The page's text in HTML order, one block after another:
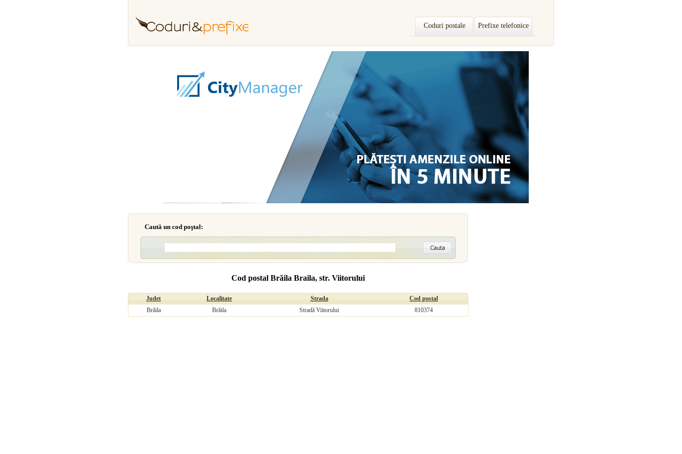
Coduri postale Prefixe telefonice
Caută un cod poştal:
Cod postal Brăila Braila, str. Viitorului
Judet Localitate Strada
Cod postal
Brăila
Brăila Stradă Viitorului 810374